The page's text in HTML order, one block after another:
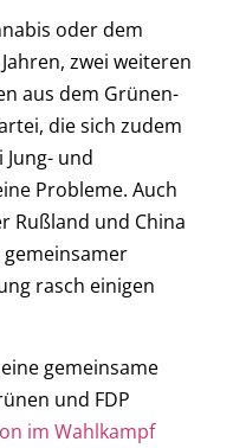
oder dem
zwei weiteren
aus dem Grünen-
die sich zudem
und
Probleme. Auch
Rußland und China
rasch einigen
gemeinsame
und FDP
im Wahlkampf